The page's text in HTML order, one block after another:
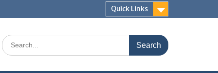
Quick Links
Search
for: